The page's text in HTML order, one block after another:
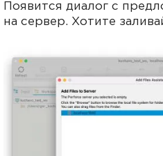
Появится диалог с
на сервер. Хотите